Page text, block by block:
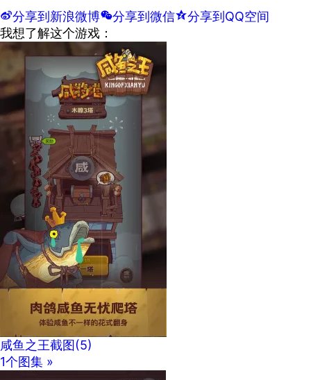
t分享到新浪微博w分享到微信z分享到QQ空间
我想了解这个游戏：
咸鱼之王截图(5)
1个图集 »